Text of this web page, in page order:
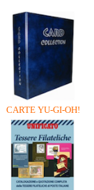
CARTE YU-GI-OH!